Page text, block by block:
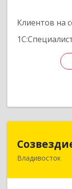
Клиентов на
Владивосток
690069,